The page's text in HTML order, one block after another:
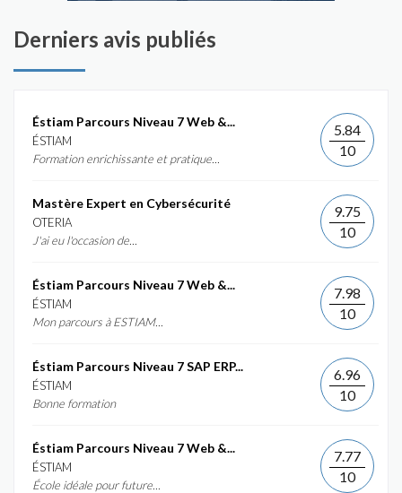
Derniers avis publiés
Éstiam Parcours Niveau 7 Web &...
ÉSTIAM
Formation enrichissante et pratique...
5.84
10
Mastère Expert en Cybersécurité
OTERIA
J'ai eu l'occasion de...
9.75
10
Éstiam Parcours Niveau 7 Web &...
ÉSTIAM
Mon parcours à ESTIAM...
7.98
10
Éstiam Parcours Niveau 7 SAP ERP...
ÉSTIAM
Bonne formation
6.96
10
Éstiam Parcours Niveau 7 Web &...
ÉSTIAM
École idéale pour future...
7.77
10